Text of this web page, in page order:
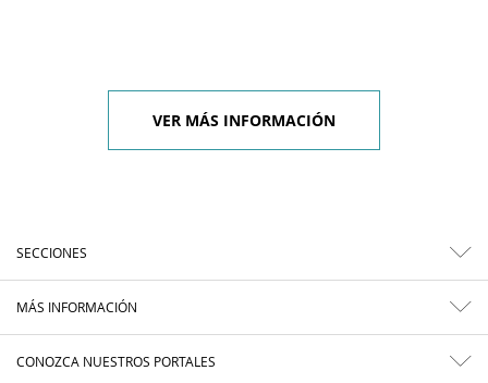
VER MÁS INFORMACIÓN
SECCIONES
MÁS INFORMACIÓN
CONOZCA NUESTROS PORTALES